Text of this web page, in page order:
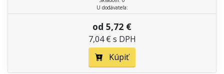
U dodávateľa:
od 5,72 €
7,04 € s DPH
Kúpiť